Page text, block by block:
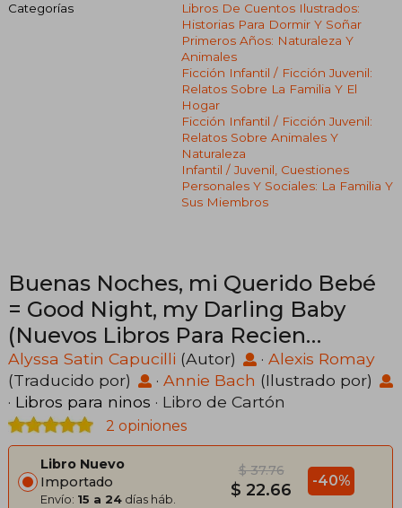
Categorías
Libros De Cuentos Ilustrados:
Historias Para Dormir Y Soñar
Primeros Años: Naturaleza Y
Animales
Ficción Infantil / Ficción Juvenil:
Relatos Sobre La Familia Y El
Hogar
Ficción Infantil / Ficción Juvenil:
Relatos Sobre Animales Y
Naturaleza
Infantil / Juvenil, Cuestiones
Personales Y Sociales: La Familia Y
Sus Miembros
Buenas Noches, mi Querido Bebé
= Good Night, my Darling Baby
(Nuevos Libros Para Recien
Nacidos
Alyssa Satin Capucilli (Autor) · Alexis Romay
(Traducido por)
· Annie Bach (Ilustrado por)
· Libros para ninos · Libro de Cartón
2 opiniones
Libro Nuevo
Importado
Envío: 15 a 24 días háb.
$ 37.76
$ 22.66 -40%